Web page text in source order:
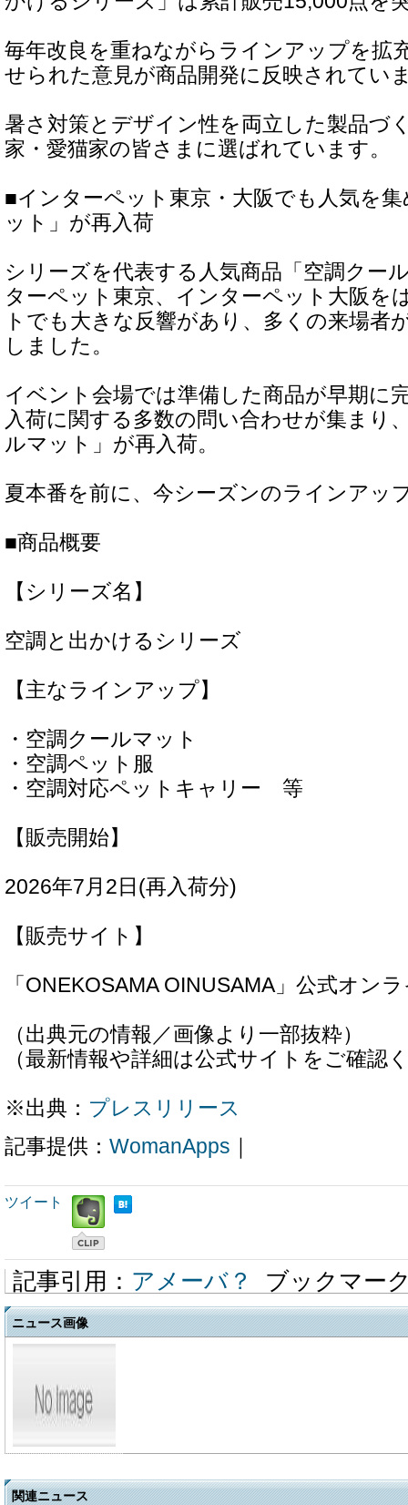
毎年改良を重ねながらラインアップを拡
せられた意見が商品開発に反映されてい
暑さ対策とデザイン性を両立した製品づ
家・愛猫家の皆さまに選ばれています。
■インターペット東京・大阪でも人気を
ット」が再入荷
シリーズを代表する人気商品「空調クー
ターペット東京、インターペット大阪を
トでも大きな反響があり、多くの来場者
しました。
イベント会場では準備した商品が早期に
入荷に関する多数の問い合わせが集まり
ルマット」が再入荷。
夏本番を前に、今シーズンのラインアッ
■商品概要
【シリーズ名】
空調と出かけるシリーズ
【主なラインアップ】
・空調クールマット
・空調ペット服
・空調対応ペットキャリー 等
【販売開始】
2026年7月2日(再入荷分)
【販売サイト】
「ONEKOSAMA OINUSAMA」公式オン
（出典元の情報／画像より一部抜粋）
（最新情報や詳細は公式サイトをご確認
※出典： プレスリリース
記事提供： WomanApps
ツイート
記事引用： アメーバ？ ブックマー
ニュース画像
関連ニュース